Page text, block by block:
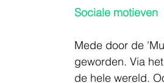
Sociale motieven
Mede door de
geworden. Via
de hele wereld.